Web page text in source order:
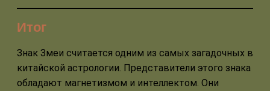
Итог
Знак Змеи считается одним из самых загадочных в
китайской астрологии. Представители этого знака
обладают магнетизмом и интеллектом. Они